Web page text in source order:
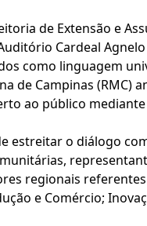
de Extensão e
Cardeal
como linguagem
de Campinas (RMC)
ao público mediante
estreitar o diálogo
regionais
e Comércio;